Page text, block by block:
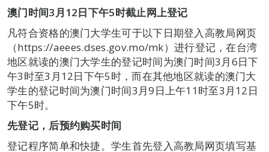
澳门时间3月 12日下午5时截止网上登记
凡符合资格的澳门大学生可于以下日期登入高教局网页
（https://aeees.dses.gov.mo/mk）进行登记，在台湾
地区就读的澳门大学生的登记时间为澳门时间3月6日下
午3时至3月12日下午5时，而在其他地区就读的澳门大
学生的登记时间为澳门时间3月9日上午11时至3月12日
下午5时。
先登记，后预约购买时间
登记程序简单和快捷。学生首先登入高教局网页填写基